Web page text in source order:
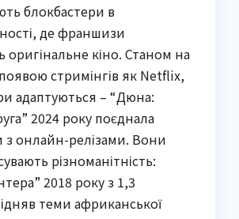
блокбастери в
де франшизи
оригінальне кіно. Станом на
стримінгів як Netflix,
адаптуються – “Дюна:
2024 року поєднала
з онлайн-релізами. Вони
різноманітність:
2018 року з 1,3
теми африканської